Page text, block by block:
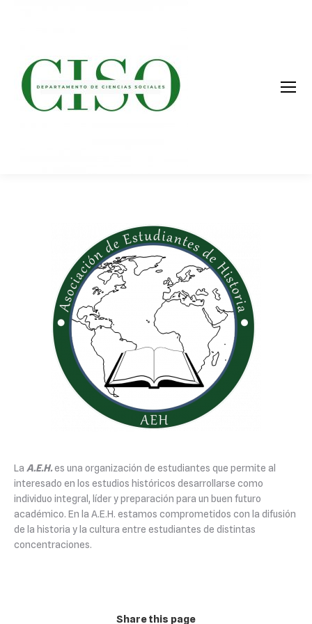
La A.E.H.es una organización de estudiantes que permite al
interesado en los estudios históricos desarrollarse como
individuo integral, líder y preparación para un buen futuro
académico. En la A.E.H. estamos comprometidos con la difusión
de la historia y la cultura entre estudiantes de distintas
concentraciones.
Share this page